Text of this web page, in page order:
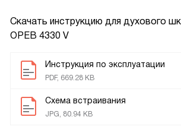
Скачать инструкцию для духового
OPEB 4330 V
Инструкция по эксплуатации
PDF, 669.28 KB
Схема встраивания
JPG, 80.94 KB